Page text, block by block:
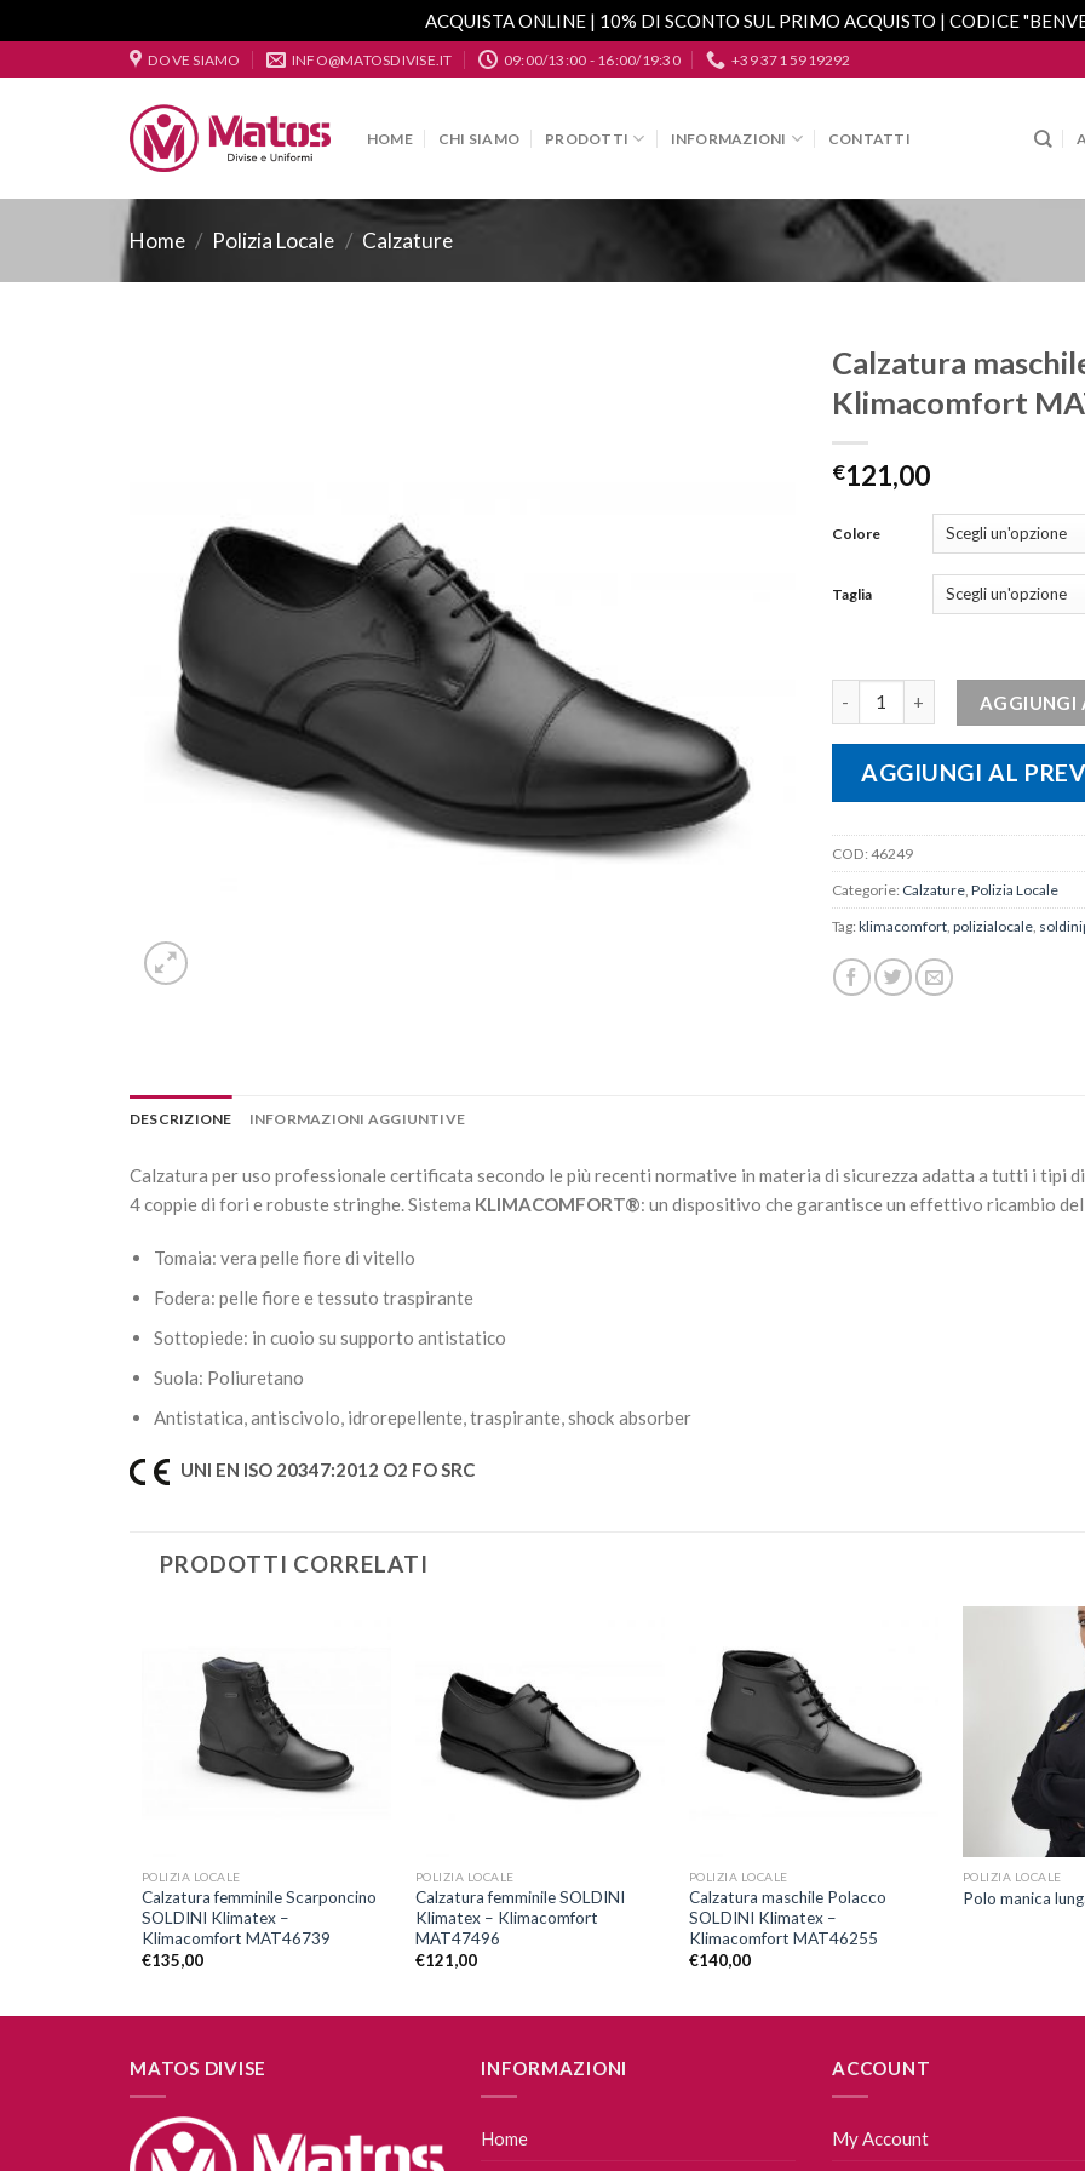
ACQUISTA ONLINE | 10% DI SCONTO SUL PRIMO ACQUISTO | CODICE
to
DOVE SIAMO INFO@MATOSDIVISE.IT 09:00/13:00 - 16:00/19:30 +39 371 5919292
HOME CHI SIAMO PRODOTTI INFORMAZIONI CONTATTI
Home / Polizia Locale / Calzature
Calzatura
Klimacomfort
€121,00
Colore
Taglia
AGGIUNGI
AGGIUNGI AL
COD: 46249
Categorie: Calzature Polizia Locale
Tag: klimacomfort polizialocale
DESCRIZIONE INFORMAZIONI AGGIUNTIVE
Calzatura per uso professionale certificata secondo le più recenti normative in materia di sicurezza adatta a tutti i tipi
4 coppie di fori e robuste stringhe. Sistema KLIMACOMFORT®: un dispositivo che garantisce un effettivo ricambio
Tomaia: vera pelle fiore di vitello
Fodera: pelle fiore e tessuto traspirante
Sottopiede: in cuoio su supporto antistatico
Suola: Poliuretano
Antistatica, antiscivolo, idrorepellente, traspirante, shock absorber
UNI EN ISO 20347:2012 O2 FO SRC
PRODOTTI CORRELATI
POLIZIA LOCALE
Calzatura femminile Scarponcino
SOLDINI Klimatex –
Klimacomfort MAT46739
€135,00
POLIZIA LOCALE
Calzatura femminile SOLDINI
Klimatex – Klimacomfort
MAT47496
€121,00
POLIZIA LOCALE
Calzatura maschile Polacco
SOLDINI Klimatex –
Klimacomfort MAT46255
€140,00
POLIZIA LOCALE
Polo manica
MATOS DIVISE INFORMAZIONI
Home
ACCOUNT
My Account